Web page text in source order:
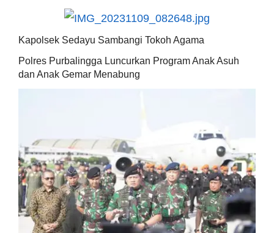
Kapolsek Sedayu Sambangi Tokoh Agama
Polres Purbalingga Luncurkan Program Anak Asuh
dan Anak Gemar Menabung